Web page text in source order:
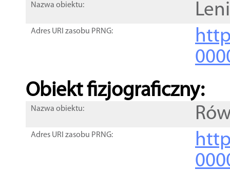
Nazwa obiektu:
Adres URI zasobu PRNG:
Obiekt fizjograficzny:
Nazwa obiektu:
Adres URI zasobu PRNG: